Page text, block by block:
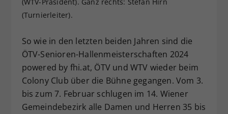
(Turnierleiter).
So wie in den letzten beiden Jahren sind die
ÖTV-Senioren-Hallenmeisterschaften 2024
powered by fhi.at, ÖTV und WTV wieder beim
Colony Club über die Bühne gegangen. Vom 3.
bis zum 7. Februar schlugen im 14. Wiener
Gemeindebezirk alle Damen und Herren 35 bis
Zweck
historische Speicherung Ihrer
vorgenommen Einstellungen, falls der
Webseiten-Betreiber dies eingestellt
hat.